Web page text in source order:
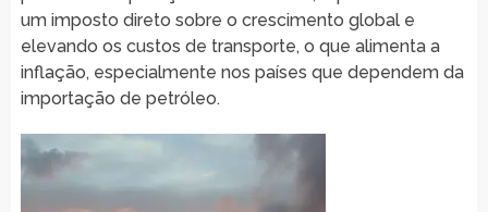
um imposto direto sobre o crescimento global e
elevando os custos de transporte, o que alimenta a
inflação, especialmente nos países que dependem da
importação de petróleo.